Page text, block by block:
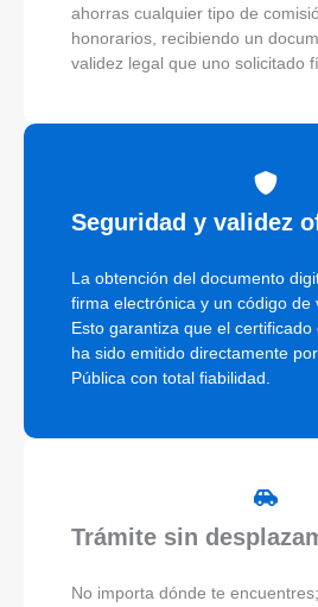
ahorras cualquier tipo de
honorarios, recibiendo un
validez legal que uno solicitado
Seguridad y validez
La obtención del documento
firma electrónica y un código de
Esto garantiza que el
ha sido emitido directamente
Pública con total fiabilidad.
Trámite sin
No importa dónde te